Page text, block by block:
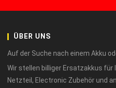
ÜBER UNS
Auf der Suche nach einem Akku
Wir stellen billiger Ersatzakkus für
Netzteil, Electronic Zubehör und